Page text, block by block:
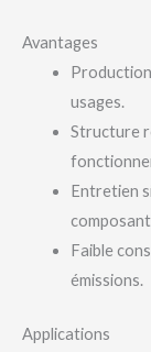
Avantages
usages.
Structure
Entretien
Faible
émissions.
Applications